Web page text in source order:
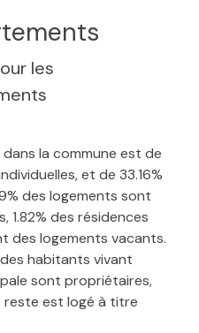
les
la commune est de
et de 33.16%
des logements sont
1.82% des résidences
des logements vacants.
habitants vivant
sont propriétaires,
reste est logé à titre